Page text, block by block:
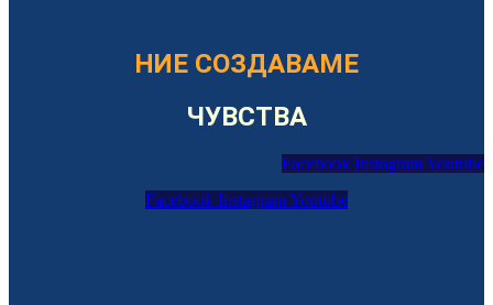
НИЕ СОЗДАВАМЕ
ЧУВСТВА
Facebook InstagramYoutube
Facebook InstagramYoutube